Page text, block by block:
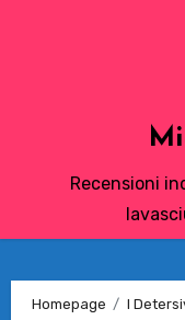
Recensioni
Homepage
I